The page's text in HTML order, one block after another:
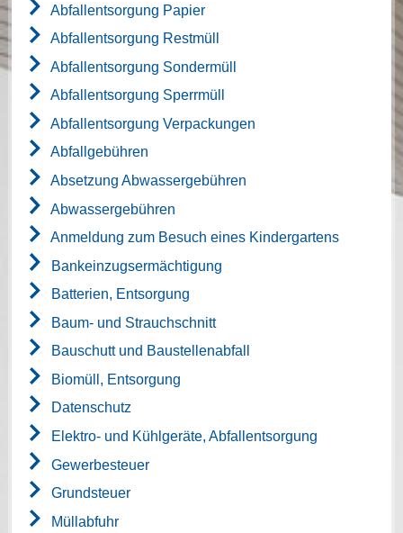
Abfallentsorgung Papier
Abfallentsorgung Restmüll
Abfallentsorgung Sondermüll
Abfallentsorgung Sperrmüll
Abfallentsorgung Verpackungen
Abfallgebühren
Absetzung Abwassergebühren
Abwassergebühren
Anmeldung zum Besuch eines Kindergartens
Bankeinzugsermächtigung
Batterien, Entsorgung
Baum- und Strauchschnitt
Bauschutt und Baustellenabfall
Biomüll, Entsorgung
Datenschutz
Elektro- und Kühlgeräte, Abfallentsorgung
Gewerbesteuer
Grundsteuer
Müllabfuhr